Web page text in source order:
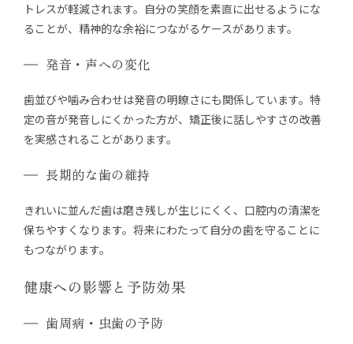
トレスが軽減されます。自分の笑顔を素直に出せるようにな
ることが、精神的な余裕につながるケースがあります。
発音・声への変化
歯並びや噛み合わせは発音の明瞭さにも関係しています。特
定の音が発音しにくかった方が、矯正後に話しやすさの改善
を実感されることがあります。
長期的な歯の維持
きれいに並んだ歯は磨き残しが生じにくく、口腔内の清潔を
保ちやすくなります。将来にわたって自分の歯を守ることに
もつながります。
健康への影響と予防効果
歯周病・虫歯の予防